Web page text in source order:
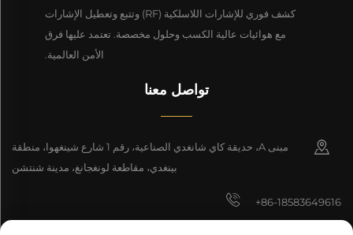
كشف فوري للإشارات اللاسلكية (RF) وتتبع وتعطيل الإشارات
مع هوائيات عالية الكسب وحلول مخصصة. تعتمد عليها فرق
الأمن العالمية.
تواصل معنا
مبنى A، حديقة كاي شانغدي الصناعية، رقم 1 شارع شينغهوا، منطقة
بينغدي، مقاطعة لونغجانغ، مدينة شنتشن
+86-18583649616